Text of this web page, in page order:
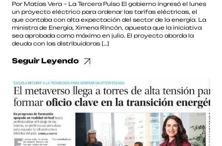
Por Matías Vera – La Tercera Pulso El gobierno ingresó el lunes
un proyecto eléctrico para ordenar las tarifas eléctricas, el
que contaba con alta expectación del sector de la energía. La
ministra de Energía, Ximena Rincón, apuesta que la iniciativa
sea aprobada como máximo en julio. El proyecto aborda la
deuda con las distribuidoras […]
Seguir Leyendo